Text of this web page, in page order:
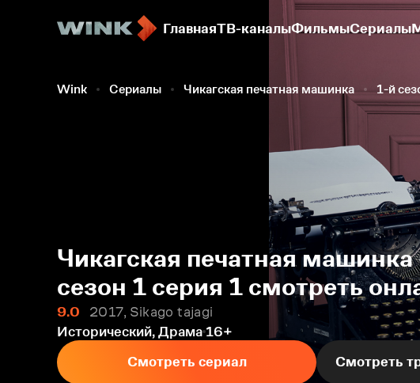
ГлавнаяТВ-каналыФильмыСериалы
Wink Сериалы Чикагская печатная машинка 1-й
Чикагская печатная
сезон 1 серия 1 смотреть
9.0
2017, Sikago tajagi
Исторический, Драма 16+
Смотреть сериал
Смотреть